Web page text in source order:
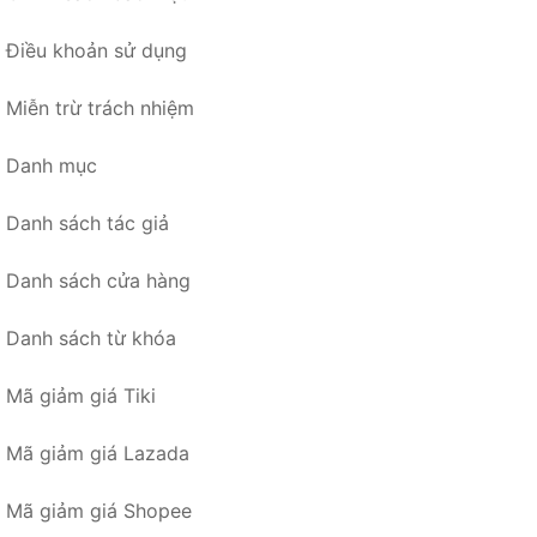
Điều khoản sử dụng
Miễn trừ trách nhiệm
Danh mục
Danh sách tác giả
Danh sách cửa hàng
Danh sách từ khóa
Mã giảm giá Tiki
Mã giảm giá Lazada
Mã giảm giá Shopee